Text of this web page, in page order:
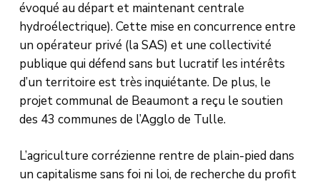
évoqué au départ et maintenant centrale
hydroélectrique). Cette mise en concurrence entre
un opérateur privé (la SAS) et une collectivité
publique qui défend sans but lucratif les intérêts
d’un territoire est très inquiétante. De plus, le
projet communal de Beaumont a reçu le soutien
des 43 communes de l’Agglo de Tulle.
L’agriculture corrézienne rentre de plain-pied dans
un capitalisme sans foi ni loi, de recherche du profit